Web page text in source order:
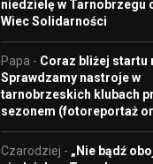
niedzielę w Tarnobrzegu
Wiec Solidarności
Papa - Coraz bliżej startu
Sprawdzamy nastroje w
tarnobrzeskich klubach
sezonem (fotoreportaż
Czarodziej - „Nie bądź